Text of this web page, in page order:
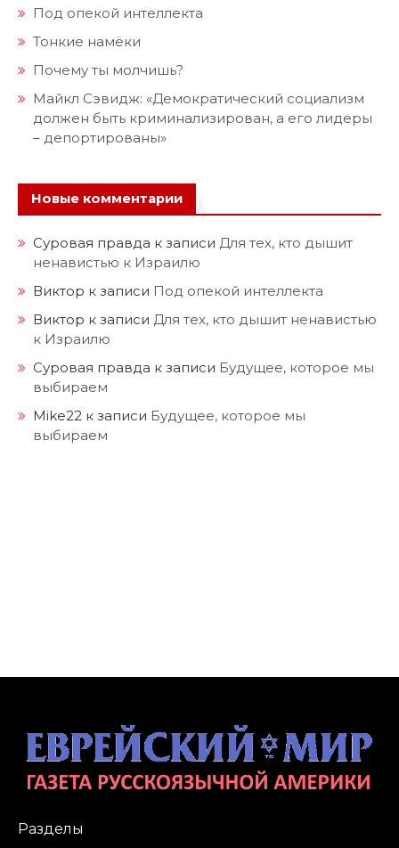
Под опекой интеллекта
Тонкие намёки
Почему ты молчишь?
Майкл Сэвидж: «Демократический социализм
должен быть криминализирован, а его лидеры
– депортированы»
Новые комментарии
Суровая правда к записи Для тех, кто дышит
ненавистью к Израилю
Виктор к записи Под опекой интеллекта
Виктор к записи Для тех, кто дышит ненавистью
к Израилю
Суровая правда к записи Будущее, которое мы
выбираем
Mike22 к записи Будущее, которое мы
выбираем
Разделы